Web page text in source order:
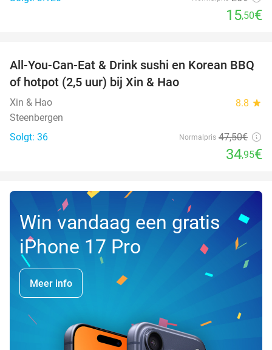
15,50€
26%
DAG
All-You-Can-Eat & Drink sushi en Korean BBQ
of hotpot (2,5 uur) bij Xin & Hao
Xin & Hao 8.8 star
Steenbergen
Solgt: 36
Normalpris 47,50€
34,95€
Win vandaag een gratis
iPhone 17 Pro
Meer info